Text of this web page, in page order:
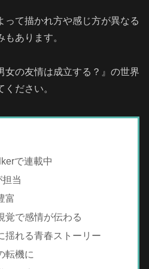
って描かれ方や感じ方が異なる
あります。
女の友情は成立する？』の世界
ださい。
で連載中
当
富
覚で感情が伝わる
揺れる青春ストーリー
転機に